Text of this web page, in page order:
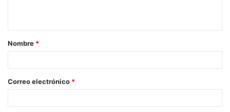
Nombre *
Correo electrónico *